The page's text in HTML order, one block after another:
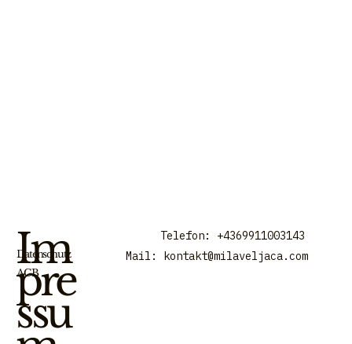
Im
pre
ssu
Datenschutz
AGB
Mail: kontakt@milaveljaca.com
Telefon: +4369911003143